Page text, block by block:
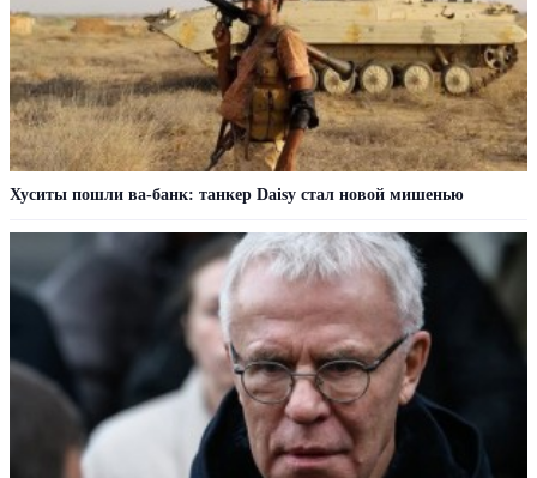
Хуситы пошли ва-банк: танкер Daisy стал новой мишенью